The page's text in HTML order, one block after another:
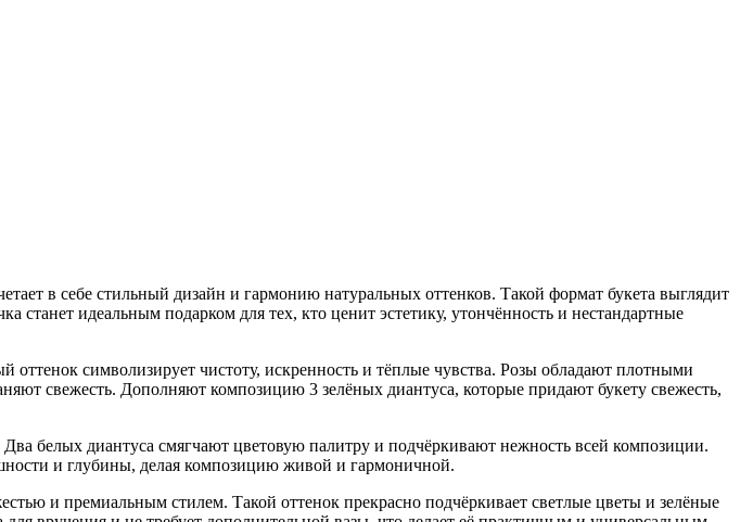
в себе стильный дизайн и гармонию натуральных оттенков. Такой формат букета выглядит
идеальным подарком для тех, кто ценит эстетику, утончённость и нестандартные
символизирует чистоту, искренность и тёплые чувства. Розы обладают плотными
свежесть. Дополняют композицию 3 зелёных диантуса, которые придают букету свежесть,
белых диантуса смягчают цветовую палитру и подчёркивают нежность всей композиции.
и глубины, делая композицию живой и гармоничной.
и премиальным стилем. Такой оттенок прекрасно подчёркивает светлые цветы и зелёные